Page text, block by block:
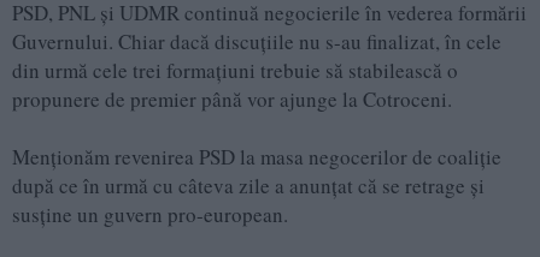
PSD, PNL și UDMR continuă negocierile în vederea formării
Guvernului. Chiar dacă discuțiile nu s-au finalizat, în cele
din urmă cele trei formațiuni trebuie să stabilească o
propunere de premier până vor ajunge la Cotroceni.
Menționăm revenirea PSD la masa negocerilor de coaliție
după ce în urmă cu câteva zile a anunțat că se retrage și
susține un guvern pro-european.